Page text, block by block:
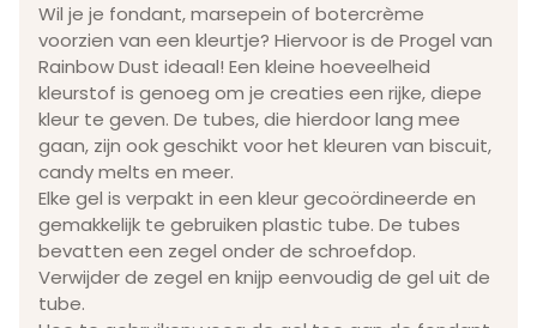
Wil je je fondant, marsepein of botercrème
voorzien van een kleurtje? Hiervoor is de Progel van
Rainbow Dust ideaal! Een kleine hoeveelheid
kleurstof is genoeg om je creaties een rijke, diepe
kleur te geven. De tubes, die hierdoor lang mee
gaan, zijn ook geschikt voor het kleuren van biscuit,
candy melts en meer.
Elke gel is verpakt in een kleur gecoördineerde en
gemakkelijk te gebruiken plastic tube. De tubes
bevatten een zegel onder de schroefdop.
Verwijder de zegel en knijp eenvoudig de gel uit de
tube.